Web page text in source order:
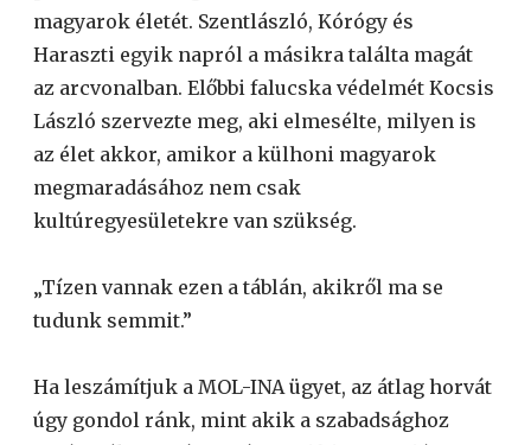
magyarok életét. Szentlászló, Kórógy és
Haraszti egyik napról a másikra találta magát
az arcvonalban. Előbbi falucska védelmét Kocsis
László szervezte meg, aki elmesélte, milyen is
az élet akkor, amikor a külhoni magyarok
megmaradásához nem csak
kultúregyesületekre van szükség.
„Tízen vannak ezen a táblán, akikről ma se
tudunk semmit.”
Ha leszámítjuk a MOL-INA ügyet, az átlag horvát
úgy gondol ránk, mint akik a szabadsághoz